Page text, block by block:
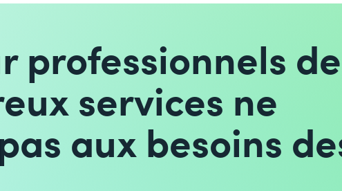
professionnels de
services ne
aux besoins